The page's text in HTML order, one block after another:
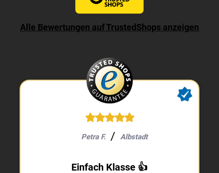
Alle Bewertungen auf TrustedShops anzeigen
Petra F. Albstadt
Einfach Klasse 👍